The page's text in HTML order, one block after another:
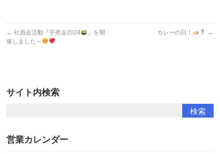
← 社員会活動『芋煮会2024
』を開
催しました～
カレーの日！ →
サイト内検索
営業カレンダー